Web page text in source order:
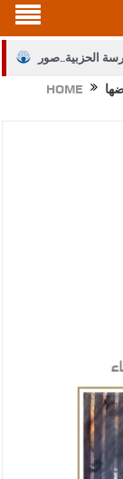
الحزبية..صور
والقانون
العقارية
مجلس النواب
منصة خدمة
من رفاق السلاح
العاهل البحريني
من التوفيق
HOME